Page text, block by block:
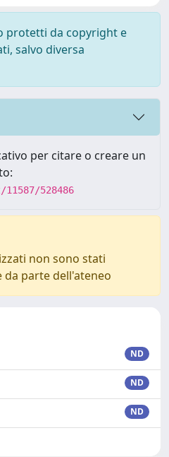
protetti da copyright e
salvo diversa
per citare o creare un
528486
non sono stati
parte dell'ateneo
ND
ND
ND